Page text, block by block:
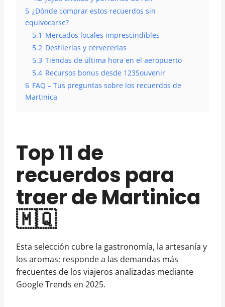
5 ¿Dónde comprar estos recuerdos sin
equivocarse?
5.1 Mercados locales imprescindibles
5.2 Destilerías y cervecerías
5.3 Tiendas de última hora en el aeropuerto
5.4 Recursos bonus desde 123Souvenir
6 FAQ – Tus preguntas sobre los recuerdos de
Martinica
Top 11 de
recuerdos para
traer de Martinica
🇲🇶
Esta selección cubre la gastronomía, la artesanía y
los aromas; responde a las demandas más
frecuentes de los viajeros analizadas mediante
Google Trends en 2025.